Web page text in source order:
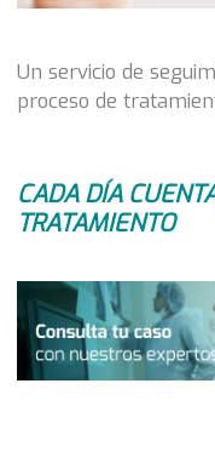
Un servicio de
proceso de
CADA DÍA
TRATAMIENTO